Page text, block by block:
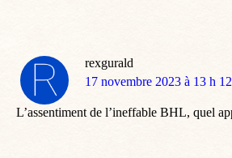
rexgurald
dit
17 novembre 2023 à 13 h
L’assentiment de l’ineffable BHL, quel